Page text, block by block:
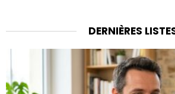
DERNIÈRES